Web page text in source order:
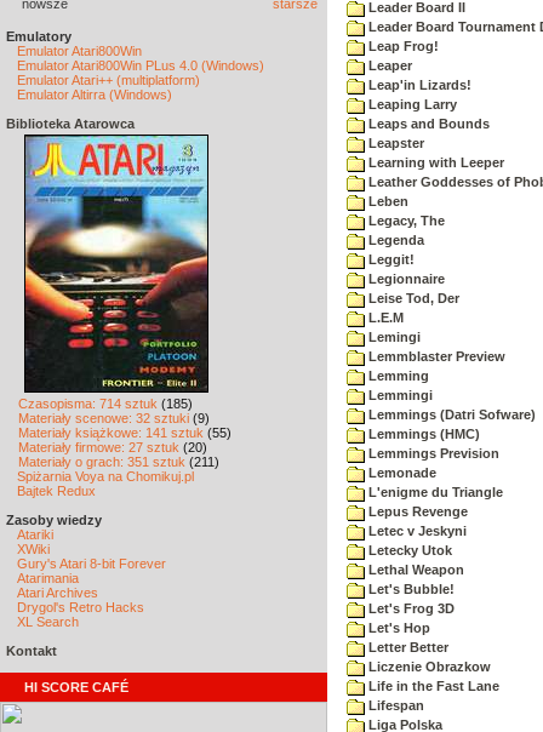
nowsze starsze
Emulatory
Emulator Atari800Win
Emulator Atari800Win PLus 4.0 (Windows)
Emulator Atari++ (multiplatform)
Emulator Altirra (Windows)
Biblioteka Atarowca
Czasopisma: 714 sztuk (185)
Materiały scenowe: 32 sztuki (9)
Materiały książkowe: 141 sztuk (55)
Materiały firmowe: 27 sztuk (20)
Materiały o grach: 351 sztuk (211)
Spiżarnia Voya na Chomikuj.pl
Bajtek Redux
Zasoby wiedzy
Atariki
XWiki
Gury's Atari 8-bit Forever
Atarimania
Atari Archives
Drygol's Retro Hacks
XL Search
Kontakt
HI SCORE CAFÉ
Leader Board II
Leader Board Tournament
Leap Frog!
Leaper
Leap'in Lizards!
Leaping Larry
Leaps and Bounds
Leapster
Learning with Leeper
Leather Goddesses of
Leben
Legacy, The
Legenda
Leggit!
Legionnaire
Leise Tod, Der
L.E.M
Lemingi
Lemmblaster Preview
Lemming
Lemmingi
Lemmings (Datri Sofware)
Lemmings (HMC)
Lemmings Prevision
Lemonade
L'enigme du Triangle
Lepus Revenge
Letec v Jeskyni
Letecky Utok
Lethal Weapon
Let's Bubble!
Let's Frog 3D
Let's Hop
Letter Better
Liczenie Obrazkow
Life in the Fast Lane
Lifespan
Liga Polska